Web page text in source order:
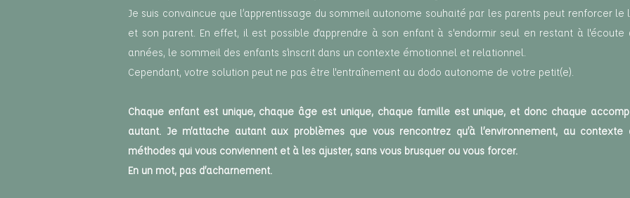
Je suis convaincue que l’apprentissage du sommeil autonome souhaité par les parents peut renforcer
et son parent. En effet, il est possible d'apprendre à son enfant à s'endormir seul en restant à l'écoute
années, le sommeil des enfants s’inscrit dans un contexte émotionnel et relationnel.
Cependant, votre solution peut ne pas être l'entraînement au dodo autonome de votre petit(e).
Chaque enfant est unique, chaque âge est unique, chaque famille est unique, et donc chaque
autant. Je m’attache autant aux problèmes que vous rencontrez qu’à l’environnement, au
méthodes qui vous conviennent et à les ajuster, sans vous brusquer ou vous forcer.
En un mot, pas d’acharnement.